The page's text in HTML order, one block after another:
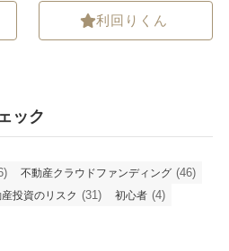
利回りくん
ック
不動産クラウドファンディング (46)
投資のリスク (31) 初心者 (4)